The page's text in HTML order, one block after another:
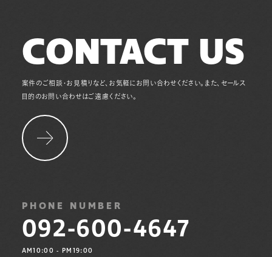
CONTACT US
案件のご相談・お見積りなど、お気軽にお問い合わせください。また、セールス
目的のお問い合わせはご遠慮ください。
PHONE NUMBER
092-600-4647
AM10:00 - PM19:00